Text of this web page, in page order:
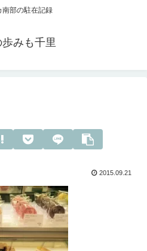
南部の駐在記録
みも千里
2015.09.21